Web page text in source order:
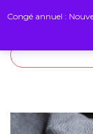
Congé annuel :